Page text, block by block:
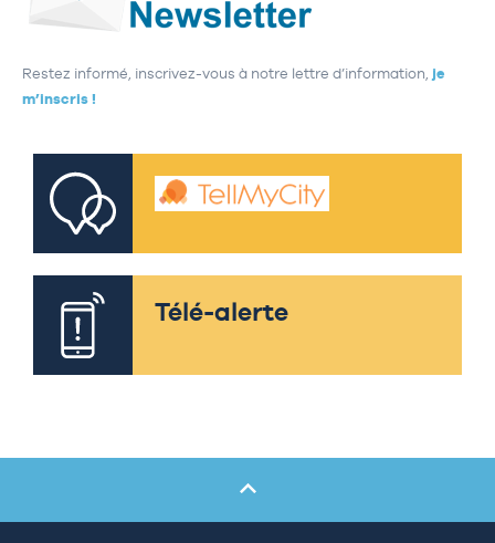
Restez informé, inscrivez-vous à notre lettre d’information, je
m’inscris !
Télé-alerte